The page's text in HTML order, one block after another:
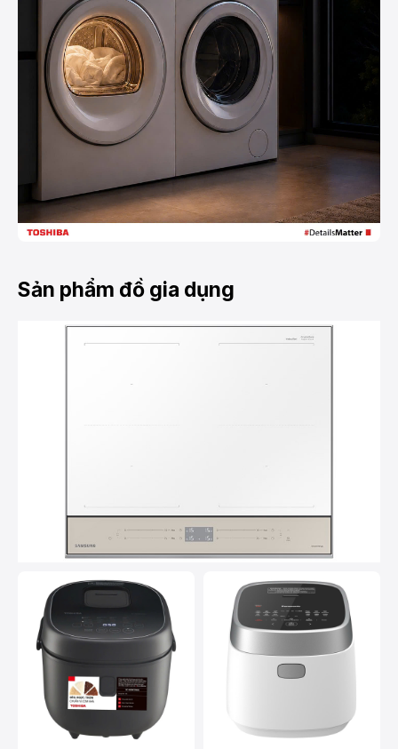
Sản phẩm đồ gia dụng